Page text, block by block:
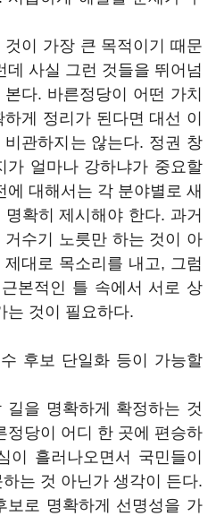
이 가장 큰 목적이기 때문
데 사실 그런 것들을 뛰어넘
다. 바른정당이 어떤 가치
게 정리가 된다면 대선 이
관하지는 않는다. 정권 창
가 얼마나 강하냐가 중요할
대해서는 각 분야별로 새
확히 제시해야 한다. 과거
수기 노릇만 하는 것이 아
대로 목소리를 내고, 그럼
본적인 틀 속에서 서로 상
는 것이 필요하다.
후보 단일화 등이 가능할
길을 명확하게 확정하는 것
정당이 어디 한 곳에 편승하
이 흘러나오면서 국민들이
는 것 아닌가 생각이 든다.
보로 명확하게 선명성을 가